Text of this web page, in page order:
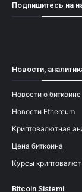
Подпишитесь на
Новости,
Новости о биткоине
Новости Ethereum
Криптовалютная
Цена биткоина
Курсы
Bitcoin Sistemi